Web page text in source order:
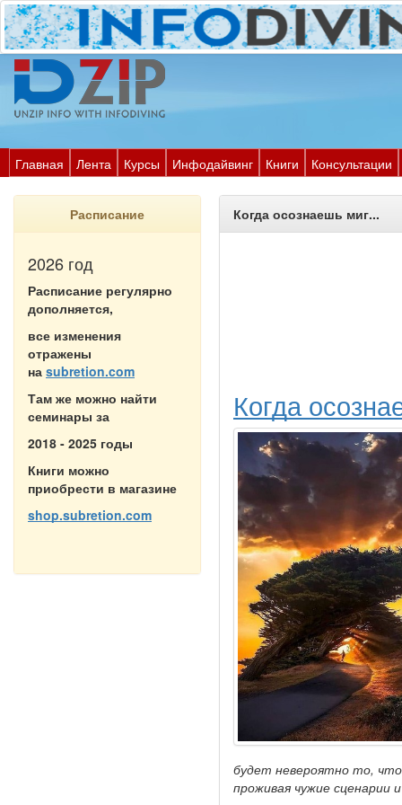
Главная Лента Курсы Инфодайвинг Книги Консультации
Расписание
2026 год
Расписание регулярно
дополняется,
все изменения
отражены
на subretion.com
Там же можно найти
семинары за
2018 - 2025 годы
Книги можно
приобрести в магазине
shop.subretion.com
Когда осознаешь миг...
Когда
будет невероятно то, что
проживая чужие сценарии